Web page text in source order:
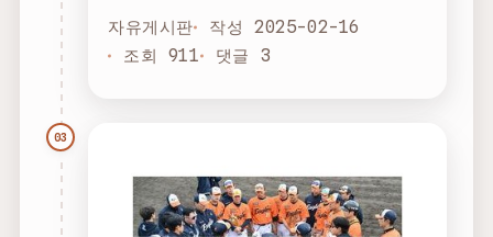
자유게시판
작성 2025-02-16
조회 911
댓글 3
03